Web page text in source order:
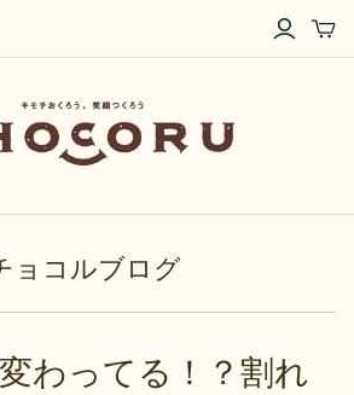
ョコルブログ
わってる！？割れ